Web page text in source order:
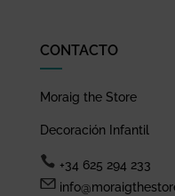
CONTACTO
Moraig the Store
Decoración Infantil
+34 625 294 233